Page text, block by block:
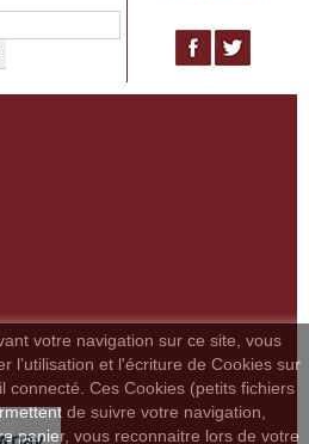
votre navigation sur ce site, vous
l’utilisation et l'écriture de Cookies sur
connecté. Ces Cookies (petits fichiers
de suivre votre navigation,
panier, vous reconnaitre lors de votre